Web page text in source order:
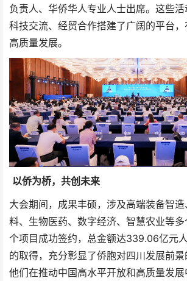
负责人、华侨华人专业人士出席。这些
科技交流、经贸合作搭建了广阔的平台
高质量发展。
以侨为桥，共创未来
大会期间，成果丰硕，涉及高端装备智
料、生物医药、数字经济、智慧农业等
个项目成功签约，总金额达339.06亿元
的取得，充分彰显了侨胞对四川发展前
他们在推动中国高水平开放和高质量发展